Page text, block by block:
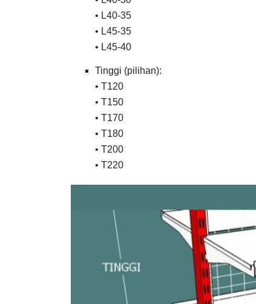
• L40-35
• L45-35
• L45-40
Tinggi (pilihan):
• T120
• T150
• T170
• T180
• T200
• T220